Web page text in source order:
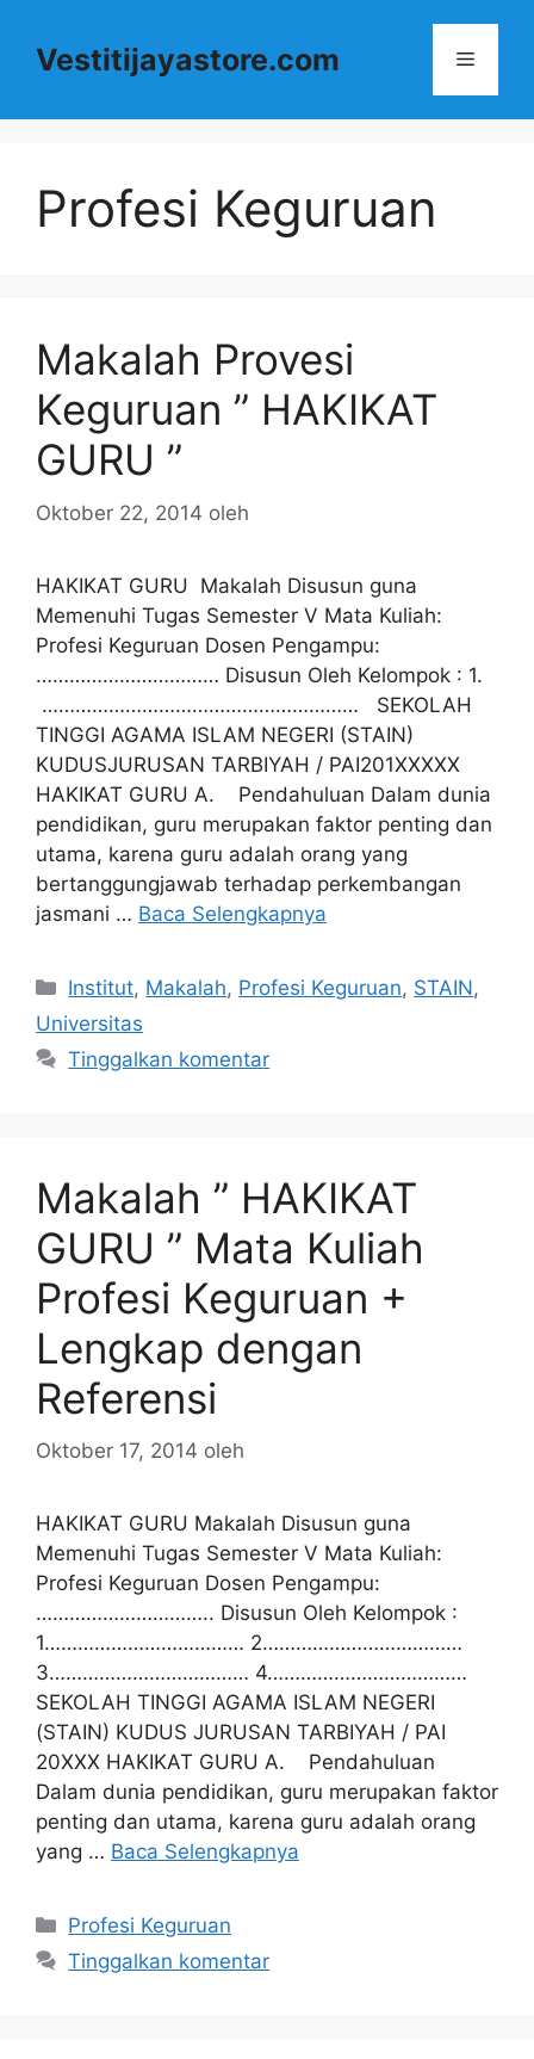
Vestitijayastore.com Menu
Profesi Keguruan
Makalah Provesi
Keguruan ” HAKIKAT
GURU ”
Oktober 22, 2014 oleh
HAKIKAT GURU Makalah Disusun guna
Memenuhi Tugas Semester V Mata Kuliah:
Profesi Keguruan Dosen Pengampu:
…………………………… Disusun Oleh Kelompok : 1.
………………………………………………… SEKOLAH
TINGGI AGAMA ISLAM NEGERI (STAIN)
KUDUSJURUSAN TARBIYAH / PAI201XXXXX
HAKIKAT GURU A. Pendahuluan Dalam dunia
pendidikan, guru merupakan faktor penting dan
utama, karena guru adalah orang yang
bertanggungjawab terhadap perkembangan
jasmani … Baca Selengkapnya
Kategori
Institut, Makalah, Profesi Keguruan, STAIN,
Universitas
Tinggalkan komentar
Makalah ” HAKIKAT
GURU ” Mata Kuliah
Profesi Keguruan +
Lengkap dengan
Referensi
Oktober 17, 2014 oleh
HAKIKAT GURU Makalah Disusun guna
Memenuhi Tugas Semester V Mata Kuliah:
Profesi Keguruan Dosen Pengampu:
………………………….. Disusun Oleh Kelompok :
1……………………………… 2………………………………
3……………………………… 4………………………………
SEKOLAH TINGGI AGAMA ISLAM NEGERI
(STAIN) KUDUS JURUSAN TARBIYAH / PAI
20XXX HAKIKAT GURU A. Pendahuluan
Dalam dunia pendidikan, guru merupakan faktor
penting dan utama, karena guru adalah orang
yang … Baca Selengkapnya
Kategori
Profesi Keguruan
Tinggalkan komentar